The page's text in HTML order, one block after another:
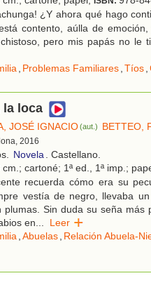
¿Y ahora qué hago
contento, aúlla de
pero mis papás no le
Problemas Familiares Tíos
la loca
JOSÉ IGNACIO(aut.) BETTEO,
2016
Novela
. Castellano.
cartoné; 1ª ed., 1ª imp.;
recuerda cómo era su
vestía de negro, llevaba
plumas. Sin duda su seña
en
Leer
Abuelas Relación Abuela-